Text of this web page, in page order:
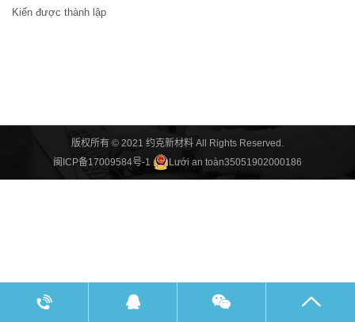
Kiến được thành lập
版权所有 © 2021 约克新材料 All Rights Reserved.
闽ICP备17009584号-1
Lưới an toàn35051902000186